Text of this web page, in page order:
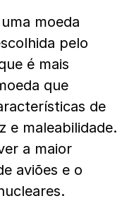
moeda
pelo
é mais
que
de
e maleabilidade.
a maior
aviões e o